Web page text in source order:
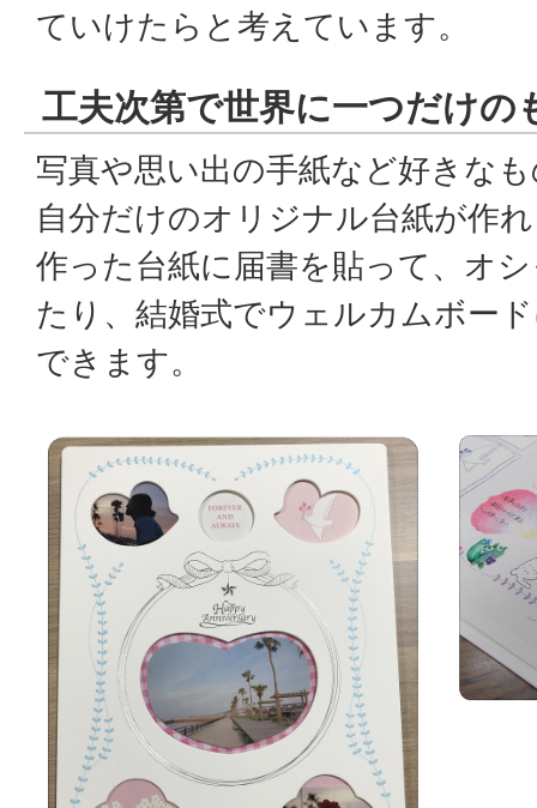
ていけたらと考えています。
工夫次第で世界に一つだけの
写真や思い出の手紙など好きな
自分だけのオリジナル台紙が作
作った台紙に届書を貼って、オ
たり、結婚式でウェルカムボー
できます。